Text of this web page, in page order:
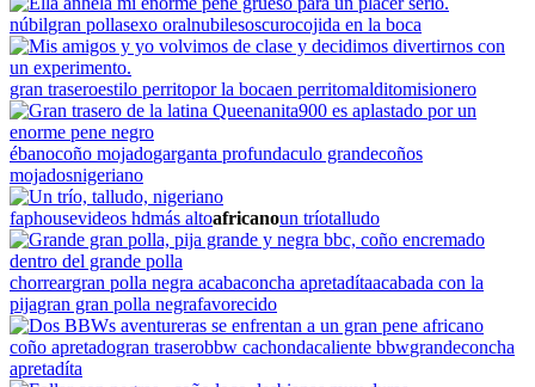
núbilgran pollasexo oralnubilesoscurocojida en la boca
gran traseroestilo perritopor la bocaen perritomalditomisionero
ébanocoño mojadogarganta profundaculo grandecoños
mojadosnigeriano
faphousevideos hdmás altoafricanoun tríotalludo
chorreargran polla negra acabaconcha apretadítaacabada con la
pijagran gran polla negrafavorecido
coño apretadogran traserobbw cachondacaliente bbwgrandeconcha
apretadíta